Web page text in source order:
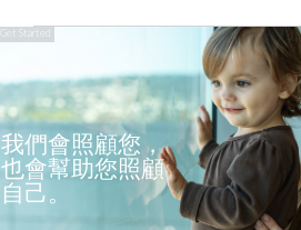
我們會照顧您，
也會幫助您照顧
自己。